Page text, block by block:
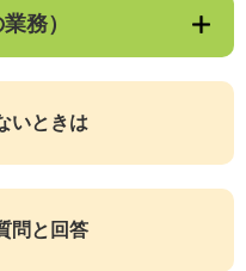
務）
いときは
問と回答